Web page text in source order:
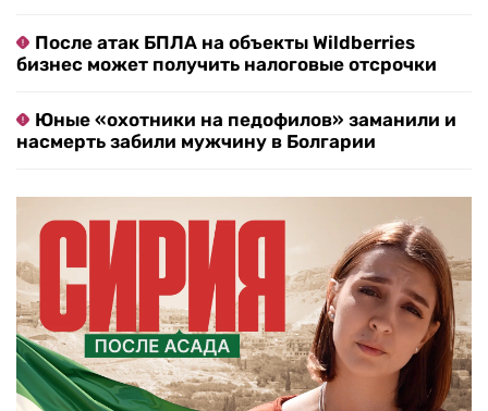
После атак БПЛА на объекты Wildberries
бизнес может получить налоговые отсрочки
Юные «охотники на педофилов» заманили и
насмерть забили мужчину в Болгарии